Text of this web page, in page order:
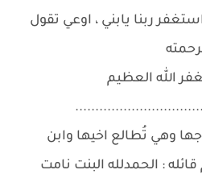
ربنا يابني ، اوعي تقول
الله العظيم
وهي تُطالع اخيها وابن
: الحمدلله البنت نامت